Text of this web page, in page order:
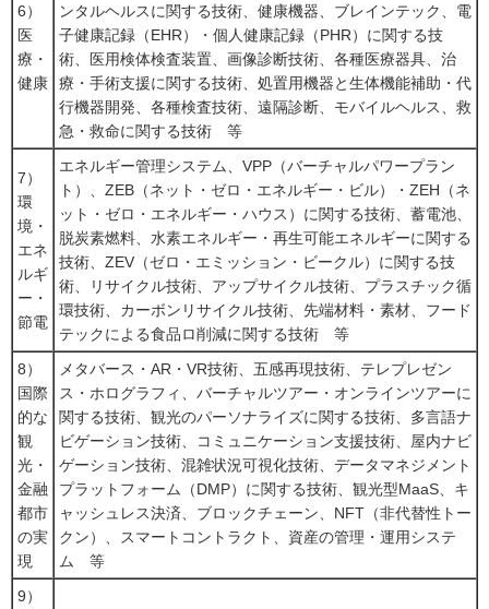
6）
医
療・
健康
ンタルヘルスに関する技術、健康機器、ブレインテック、電
子健康記録（EHR）・個人健康記録（PHR）に関する技
術、医用検体検査装置、画像診断技術、各種医療器具、治
療・手術支援に関する技術、処置用機器と生体機能補助・代
行機器開発、各種検査技術、遠隔診断、モバイルヘルス、救
急・救命に関する技術 等
7）
環
境・
エネ
ルギ
ー・
節電
エネルギー管理システム、VPP（バーチャルパワープラン
ト）、ZEB（ネット・ゼロ・エネルギー・ビル）・ZEH（ネ
ット・ゼロ・エネルギー・ハウス）に関する技術、蓄電池、
脱炭素燃料、水素エネルギー・再生可能エネルギーに関する
技術、ZEV（ゼロ・エミッション・ビークル）に関する技
術、リサイクル技術、アップサイクル技術、プラスチック循
環技術、カーボンリサイクル技術、先端材料・素材、フード
テックによる食品ロ削減に関する技術 等
8）
国際
的な
観
光・
金融
都市
の実
現
メタバース・AR・VR技術、五感再現技術、テレプレゼン
ス・ホログラフィ、バーチャルツアー・オンラインツアーに
関する技術、観光のパーソナライズに関する技術、多言語ナ
ビゲーション技術、コミュニケーション支援技術、屋内ナビ
ゲーション技術、混雑状況可視化技術、データマネジメント
プラットフォーム（DMP）に関する技術、観光型MaaS、キ
ャッシュレス決済、ブロックチェーン、NFT（非代替性トー
クン）、スマートコントラクト、資産の管理・運用システ
ム 等
9）